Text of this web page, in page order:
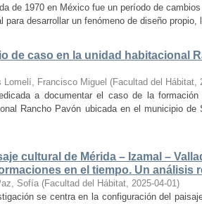
de 1970 en México fue un período de
para desarrollar un fenómeno de diseño
de caso en la unidad habitacional
Lomelí, Francisco Miguel (Facultad del Hábitat,
a documentar el caso de la
Rancho Pavón ubicada en el municipio
cultural de Mérida – Izamal –
en el tiempo. Un análisis
Sofía (Facultad del Hábitat, 2025-04-01)
se centra en la configuración del